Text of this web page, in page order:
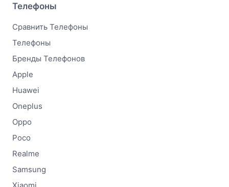
Телефоны
Сравнить Телефоны
Телефоны
Бренды Телефонов
Apple
Huawei
Oneplus
Oppo
Poco
Realme
Samsung